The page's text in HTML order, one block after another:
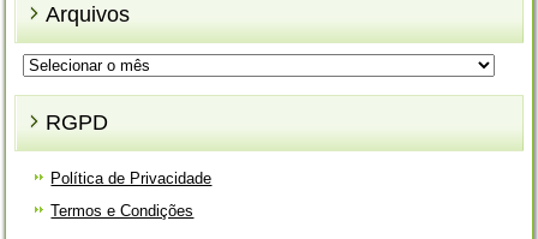
Arquivos
Arquivos
RGPD
Política de Privacidade
Termos e Condições